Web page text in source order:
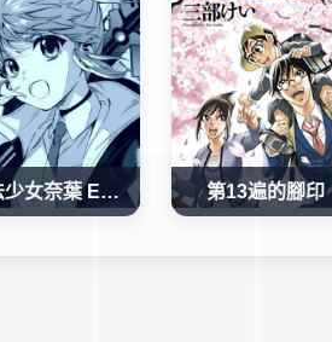
魔法少女奈葉 EXCEEDS 第13遍的腳印